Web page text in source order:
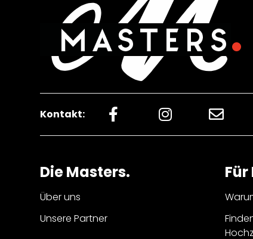
Kontakt:
Die Masters.
Über uns
Unsere Partner